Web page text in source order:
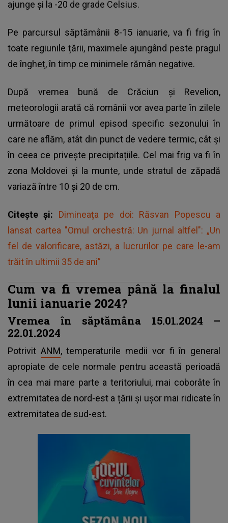
ajunge și la -20 de grade Celsius.
Pe parcursul săptămânii 8-15 ianuarie, va fi frig în
toate regiunile țării, maximele ajungând peste pragul
de îngheț, în timp ce minimele rămân negative.
După vremea bună de Crăciun și Revelion,
meteorologii arată că românii vor avea parte în zilele
următoare de primul episod specific sezonului în
care ne aflăm, atât din punct de vedere termic, cât și
în ceea ce privește precipitațiile. Cel mai frig va fi în
zona Moldovei și la munte, unde stratul de zăpadă
variază între 10 și 20 de cm.
Citește și: Dimineața pe doi: Răsvan Popescu a
lansat cartea "Omul orchestră: Un jurnal altfel": „Un
fel de valorificare, astăzi, a lucrurilor pe care le-am
trăit în ultimii 35 de ani”
Cum va fi vremea până la finalul
lunii ianuarie 2024?
Vremea în săptămâna 15.01.2024 –
22.01.2024
Potrivit ANM, temperaturile medii vor fi în general
apropiate de cele normale pentru această perioadă
în cea mai mare parte a teritoriului, mai coborâte în
extremitatea de nord-est a țării și ușor mai ridicate în
extremitatea de sud-est.